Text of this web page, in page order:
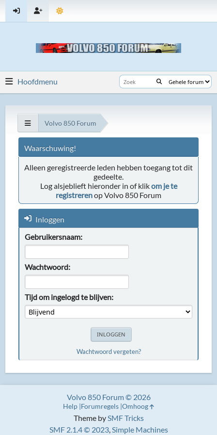
Hoofdmenu
Volvo 850 Forum
Waarschuwing!
Alleen geregistreerde leden hebben toegang tot dit
gedeelte.
Log alsjeblieft hieronder in of klikom je te
registrerenop Volvo 850 Forum
Inloggen
Gebruikersnaam:
Wachtwoord:
Tijd om ingelogd te blijven:
Wachtwoord vergeten?
Theme bySMF Tricks
SMF 2.1.4 © 2023,Simple Machines
Volvo 850 Forum © 2026
Help Forumregels Omhoog